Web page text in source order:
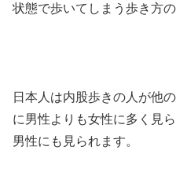
状態で歩いてしまう歩き方
日本人は内股歩きの人が他
に男性よりも女性に多く見
男性にも見られます。